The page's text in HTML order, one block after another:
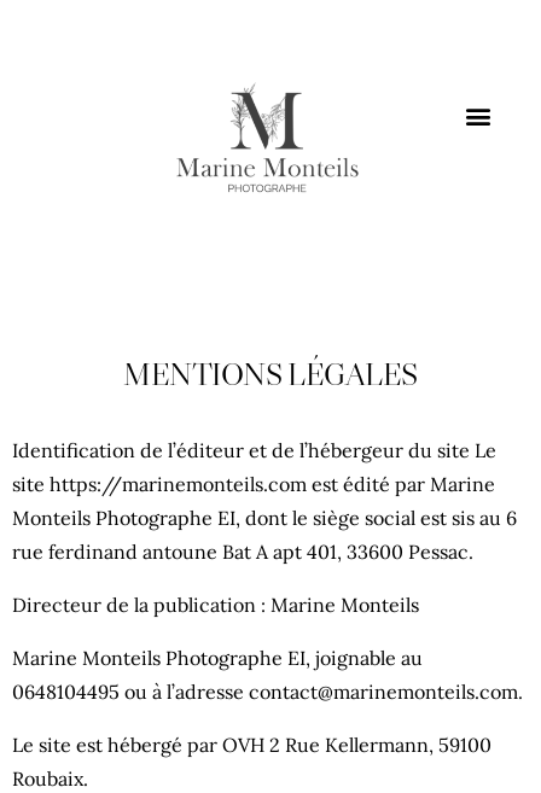
MENTIONS LÉGALES
Identification de l’éditeur et de l’hébergeur du site Le
site https://marinemonteils.com est édité par Marine
Monteils Photographe EI, dont le siège social est sis au 6
rue ferdinand antoune Bat A apt 401, 33600 Pessac.
Directeur de la publication : Marine Monteils
Marine Monteils Photographe EI, joignable au
0648104495 ou à l’adresse contact@marinemonteils.com.
Le site est hébergé par OVH 2 Rue Kellermann, 59100
Roubaix.